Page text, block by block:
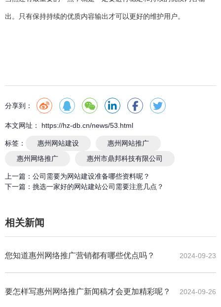
出。只有保持持续的优质内容输出才可以更好的维护用户。
分享到：
本文网址： https://hz-db.cn/news/53.html
标签： 惠州网站建设
惠州网站推广
惠州网络推广
惠州市鼎邦科技有限公司
上一篇： 公司需要为网站建设准备哪些资料呢？
下一篇： 挑选一家好的网站建站公司需要注意几点？
相关新闻
2024-09-23
您知道惠州网络推广营销都有哪些优点吗？
2024-09-26
要怎样写惠州网络推广新闻稿才会更加精彩呢？